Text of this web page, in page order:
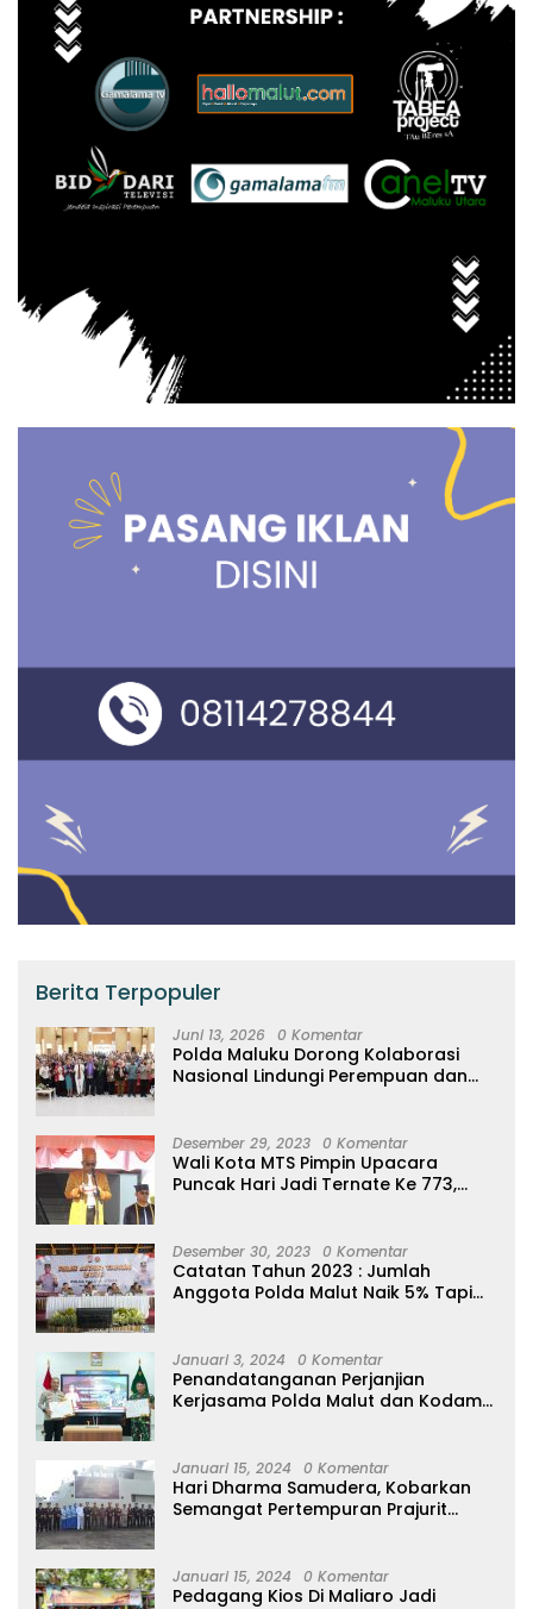
Berita Terpopuler
Juni 13, 2026 0 Komentar
Polda Maluku Dorong Kolaborasi
Nasional Lindungi Perempuan dan
Desember 29, 2023 0 Komentar
Wali Kota MTS Pimpin Upacara
Puncak Hari Jadi Ternate Ke 773,
Desember 30, 2023 0 Komentar
Catatan Tahun 2023 : Jumlah
Anggota Polda Malut Naik 5% Tapi
Januari 3, 2024 0 Komentar
Penandatanganan Perjanjian
Kerjasama Polda Malut dan Kodam
Januari 15, 2024 0 Komentar
Hari Dharma Samudera, Kobarkan
Semangat Pertempuran Prajurit
Januari 15, 2024 0 Komentar
Pedagang Kios Di Maliaro Jadi